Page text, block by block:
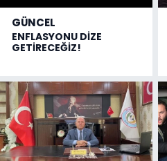
GÜNCEL
ENFLASYONU DİZE
GETİRECEĞİZ!